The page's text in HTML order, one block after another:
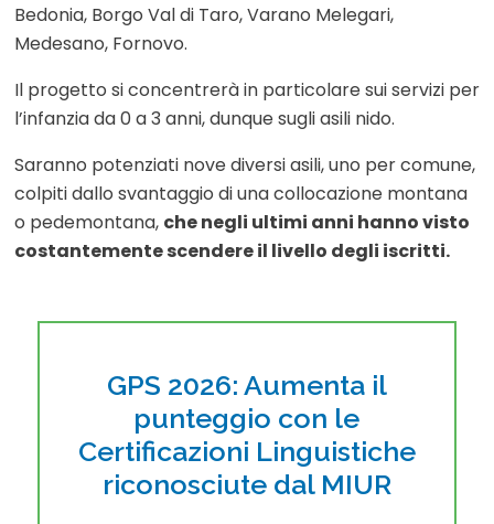
Bedonia, Borgo Val di Taro, Varano Melegari,
Medesano, Fornovo.
Il progetto si concentrerà in particolare sui servizi per
l’infanzia da 0 a 3 anni, dunque sugli asili nido.
Saranno potenziati nove diversi asili, uno per comune,
colpiti dallo svantaggio di una collocazione montana
o pedemontana, che negli ultimi anni hanno visto
costantemente scendere il livello degli iscritti.
GPS 2026: Aumenta il
punteggio con le
Certificazioni Linguistiche
riconosciute dal MIUR